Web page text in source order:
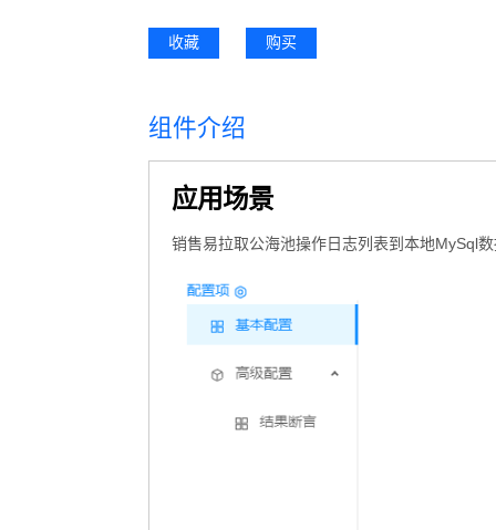
收藏 购买
组件介绍
应用场景
销售易拉取公海池操作日志列表到本地MySql